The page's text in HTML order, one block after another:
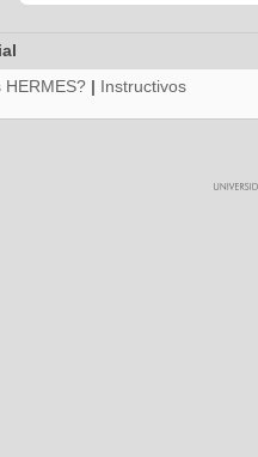
HERMES? | Instructivos